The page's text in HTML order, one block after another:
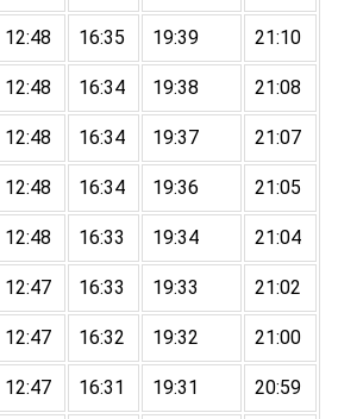
12:48 16:35 19:39 21:10
12:48 16:34 19:38 21:08
12:48 16:34 19:37 21:07
12:48 16:34 19:36 21:05
12:48 16:33 19:34 21:04
12:47 16:33 19:33 21:02
12:47 16:32 19:32 21:00
12:47 16:31 19:31 20:59